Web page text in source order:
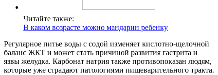
Читайте также:
В каком возрасте можно мандарин ребенку
Регулярное питье воды с содой изменяет кислотно-щелочной
баланс ЖКТ и может стать причиной развития гастрита и
язвы желудка. Карбонат натрия также противопоказан людям,
которые уже страдают патологиями пищеварительного тракта.